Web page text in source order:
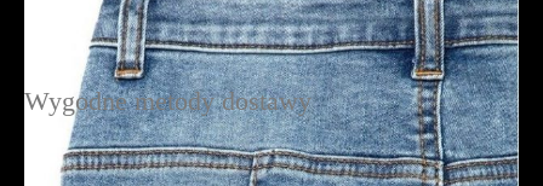
Wygodne metody dostawy